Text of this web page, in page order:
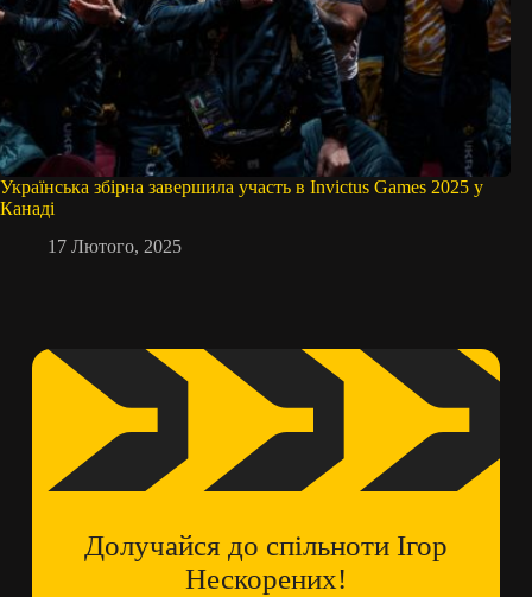
Українська збірна завершила участь в Invictus Games 2025 у
Канаді
17 Лютого, 2025
Долучайся до спільноти Ігор
Нескорених!